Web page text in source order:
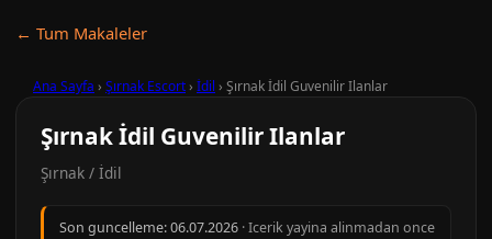
← Tum Makaleler
Ana Sayfa › Şırnak Escort› İdil › Şırnak İdil Guvenilir Ilanlar
Şırnak İdil Guvenilir Ilanlar
Şırnak / İdil
Son guncelleme:06.07.2026 · Icerik yayina alinmadan once